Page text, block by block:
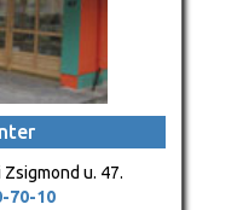
u. 47.
70-10